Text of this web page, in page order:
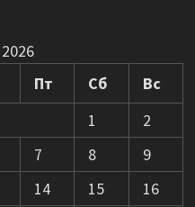
Пт Сб
Вс
1
2
7 8
9
14 15
16